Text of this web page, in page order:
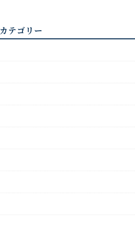
カテゴリー